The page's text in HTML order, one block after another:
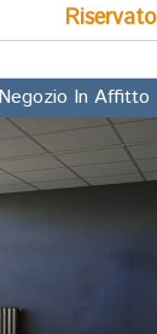
Riservato
Negozio In Affitto